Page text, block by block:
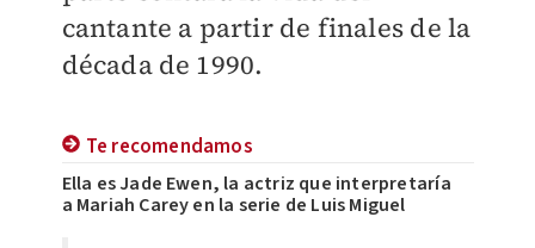
cantante a partir de finales de la
década de 1990.
Te recomendamos
Ella es Jade Ewen, la actriz que interpretaría
a Mariah Carey en la serie de Luis Miguel